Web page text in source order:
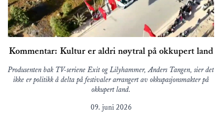
Kommentar: Kultur er aldri nøytral på okkupert land
Produsenten bak TV-seriene Exit og Lilyhammer, Anders Tangen, sier det
ikke er politikk å delta på festivaler arrangert av okkupasjonsmakter på
okkupert land.
09. juni 2026